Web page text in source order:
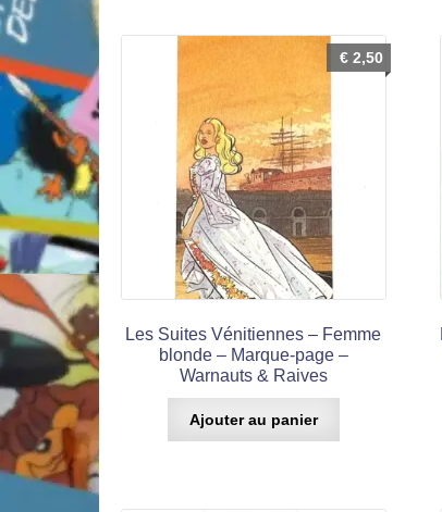
Les Suites Vénitiennes – Femme
blonde – Marque-page –
Warnauts & Raives
€2,50
Ajouter au panier